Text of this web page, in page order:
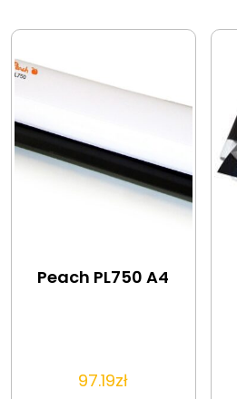
Peach PL750 A4
97.19zł